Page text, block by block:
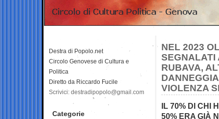
NEL 2023
SEGNALATI
RUBAVA,
VIOLENZA
IL 70% DI CHI
50% ERA GIÀ
Destra di Popolo.net
Circolo Genovese di Cultura e
Politica
Diretto da Riccardo Fucile
Scrivici: destradipopolo@gmail.com
Categorie